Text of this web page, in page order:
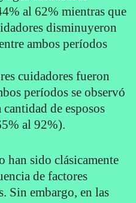
al 62% mientras que
disminuyeron
ambos períodos
cuidadores fueron
períodos se observó
de esposos
al 92%).
han sido clásicamente
de factores
Sin embargo, en las